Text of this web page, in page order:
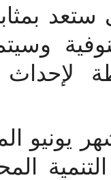
بمثابة
وسيتم
يونيو